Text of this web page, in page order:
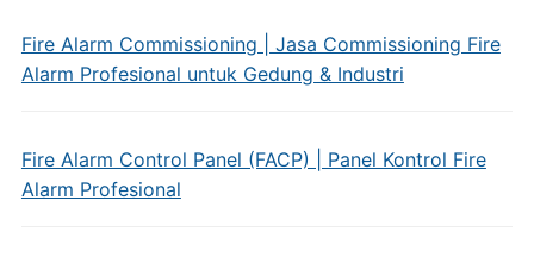
Fire Alarm Commissioning | Jasa Commissioning Fire
Alarm Profesional untuk Gedung & Industri
Fire Alarm Control Panel (FACP) | Panel Kontrol Fire
Alarm Profesional